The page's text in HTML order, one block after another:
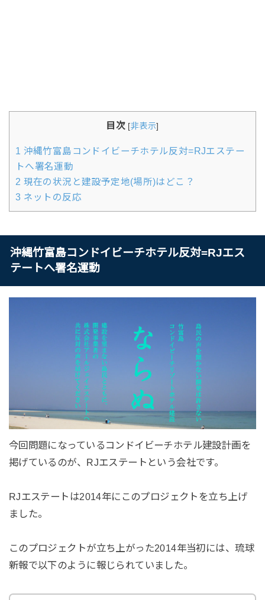
目次 [非表示]
1 沖縄竹富島コンドイビーチホテル反対=RJエステー
トへ署名運動
2 現在の状況と建設予定地(場所)はどこ？
3 ネットの反応
沖縄竹富島コンドイビーチホテル反対=RJエス
テートへ署名運動
今回問題になっているコンドイビーチホテル建設計画を
掲げているのが、RJエステートという会社です。
RJエステートは2014年にこのプロジェクトを立ち上げ
ました。
このプロジェクトが立ち上がった2014年当初には、琉球
新報で以下のように報じられていました。